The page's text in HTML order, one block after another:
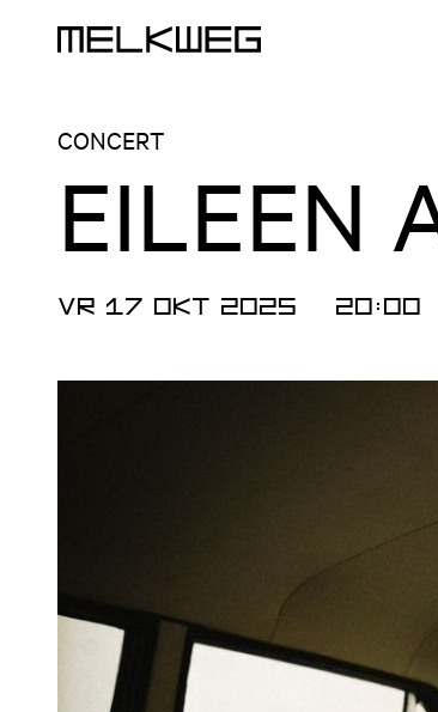
CONCERT
EILEEN
VR 17 OKT 2025 20:00